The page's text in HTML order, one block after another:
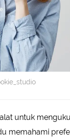
untuk
memahami